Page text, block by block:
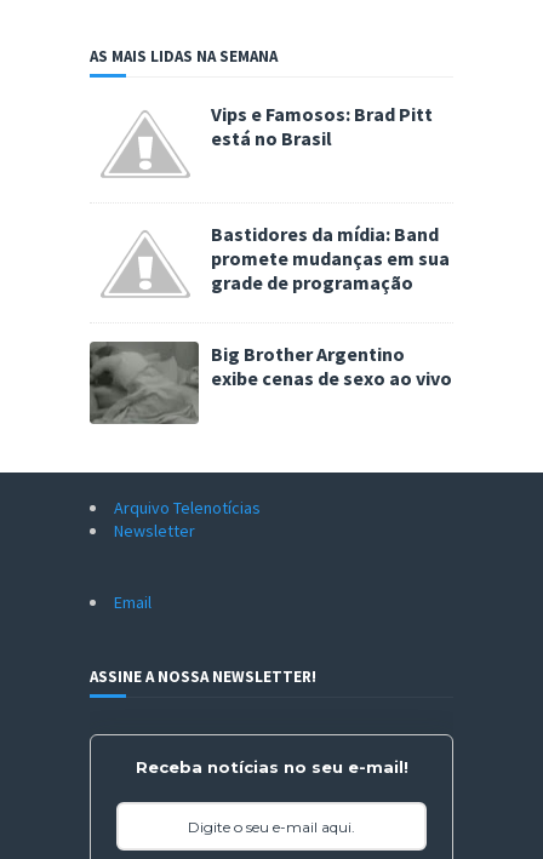
AS MAIS LIDAS NA SEMANA
Vips e Famosos: Brad Pitt
está no Brasil
Bastidores da mídia: Band
promete mudanças em sua
grade de programação
Big Brother Argentino
exibe cenas de sexo ao vivo
Arquivo Telenotícias
Newsletter
Email
ASSINE A NOSSA NEWSLETTER!
Receba notícias no seu e-mail!